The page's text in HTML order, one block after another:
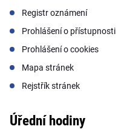
Registr oznámení
Prohlášení o přístupnosti
Prohlášení o cookies
Mapa stránek
Rejstřík stránek
Úřední hodiny